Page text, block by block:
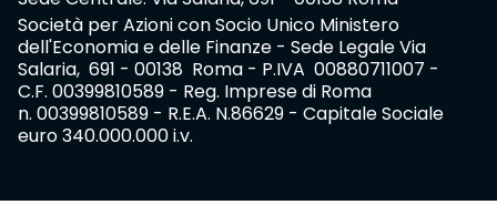
Società per Azioni con Socio Unico Ministero
dell'Economia e delle Finanze - Sede Legale Via
Salaria, 691 - 00138 Roma - P.IVA 00880711007 -
C.F. 00399810589 - Reg. Imprese di Roma
n. 00399810589 - R.E.A. N.86629 - Capitale Sociale
euro 340.000.000 i.v.